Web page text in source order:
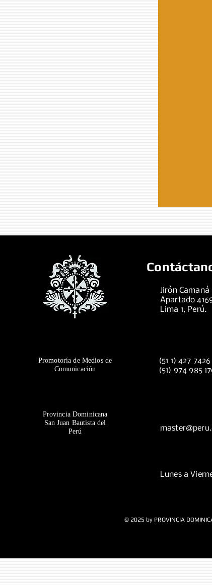
Jirón Camaná
Apartado
Lima 1, Perú.
Promotoría de Medios de
Comunicación
(51 1) 427 7426
(51) 974 985
Provincia Dominicana
San Juan Bautista del
Perú
Lunes a
© 2025 by PROVINCIA